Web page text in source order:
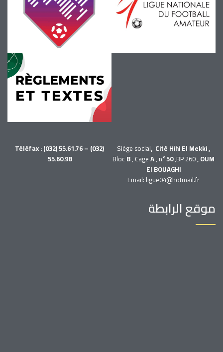
Siège social, Cité Hihi El Mekki ,
BlocB, CageA, n°50,BP 260, OUM
El BOUAGHI
Téléfax : (032) 55.61.76 – (032)
55.60.98
Email: ligue04@hotmail.fr
موقع الرابطة